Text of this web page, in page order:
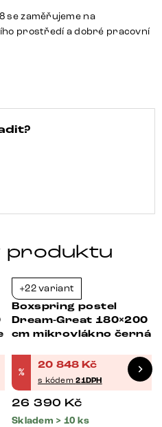
se zaměřujeme na
prostředí a dobré pracovní
produktu
+22 variant
Boxspring postel
Dream-Great 180×200
cm mikrovlákno černá
%
20 848 Kč
s kódem21DPH
26 390 Kč
Skladem > 10 ks